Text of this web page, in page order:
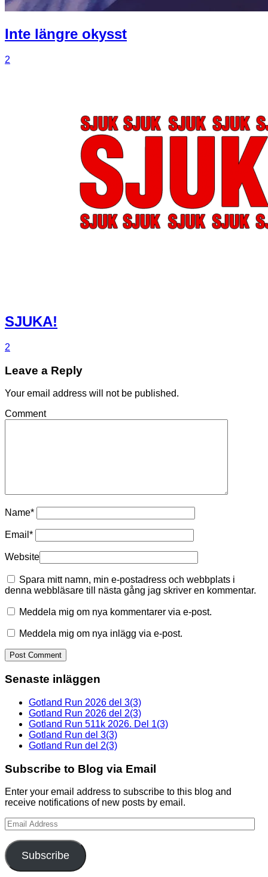
Inte längre okysst
2
SJUKA!
2
Leave a Reply
Your email address will not be published.
Comment
Name*
Email *
Website
Spara mitt namn, min e-postadress och webbplats i
denna webbläsare till nästa gång jag skriver en kommentar.
Meddela mig om nya kommentarer via e-post.
Meddela mig om nya inlägg via e-post.
Senaste inläggen
Gotland Run 2026 del 3(3)
Gotland Run 2026 del 2(3)
Gotland Run 511k 2026. Del 1(3)
Gotland Run del 3(3)
Gotland Run del 2(3)
Subscribe to Blog via Email
Enter your email address to subscribe to this blog and
receive notifications of new posts by email.
Email
Address
Subscribe